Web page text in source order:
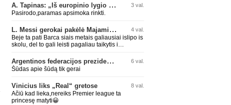
A. Tapinas: „Iš europinio lygio komandos gavom gerų pamokų“ 3 val.
Pasirodo,paramas apsimoka rinkti.
L. Messi gerokai pakėlė Majamio „Inter“ komandos vertę 4 val.
Beje ta pati Barca siais metais galiausiai islipo is
skolu, del to gali leisti pagaliau taikytis i
visa Julian Alvarez saga.
Argentinos federacijos prezidentas C. Tapia negailėjo pagyrų G. Infantino 6 val.
Šūdas apie šūdą tik gerai
Vinicius liks „Real“ gretose 8 val.
Ačiū kad lieka,nereiks Premier league ta
princesę matyti😀